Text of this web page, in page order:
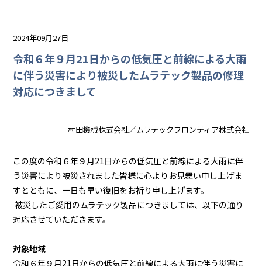
2024年09月27日
令和６年９月21日からの低気圧と前線による大雨
に伴う災害により被災したムラテック製品の修理
対応につきまして
村田機械株式会社／ムラテックフロンティア株式会社
この度の令和６年９月21日からの低気圧と前線による大雨に伴
う災害により被災されました皆様に心よりお見舞い申し上げま
すとともに、一日も早い復旧をお祈り申し上げます。
被災したご愛用のムラテック製品につきましては、以下の通り
対応させていただきます。
対象地域
令和６年９月21日からの低気圧と前線による大雨に伴う災害に